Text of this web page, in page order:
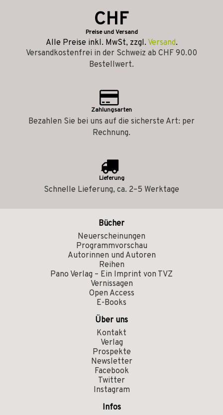
CHF
Preise und Versand
Alle Preise inkl. MwSt, zzgl. Versand.
Versandkostenfrei in der Schweiz ab CHF 90.00
Bestellwert.
Zahlungsarten
Bezahlen Sie bei uns auf die sicherste Art: per
Rechnung.
Lieferung
Schnelle Lieferung, ca. 2–5 Werktage
Bücher
Neuerscheinungen
Programmvorschau
Autorinnen und Autoren
Reihen
Pano Verlag – Ein Imprint von TVZ
Vernissagen
Open Access
E-Books
Über uns
Kontakt
Verlag
Prospekte
Newsletter
Facebook
Twitter
Instagram
Infos